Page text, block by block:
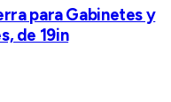
para Gabinetes y
de 19in